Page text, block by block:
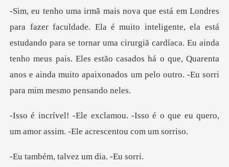
a está
estudando para se tornar uma cirurgiã cardíaca. Eu ainda
tenho meus pais. Eles estão casados há
sso é o que eu quero,
um amor assim
talvez um di